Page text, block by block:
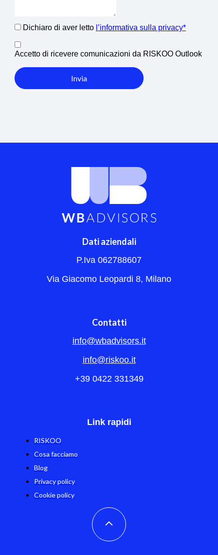
Dichiaro di aver letto l’informativa sulla privacy*
Accetto di ricevere comunicazioni da RISKOO Outlook
Invia
Dati aziendali
P.Iva 062788607
Via Giacomo Leopardi 8, Milano
Contatti
info@wbadvisors.it
info@riskoo.it
+39 0422 331349
Link rapidi
RISKOO
Cosa facciamo
Blog
Privacy policy
Cookie policy